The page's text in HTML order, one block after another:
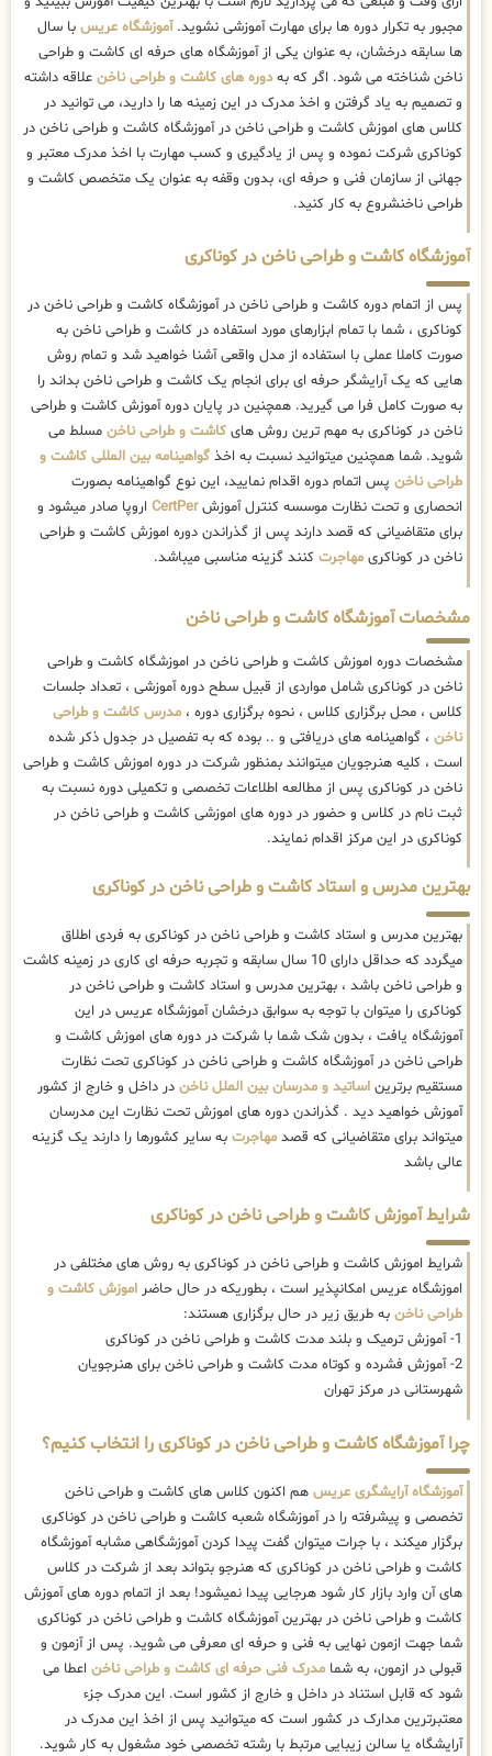
مجبور به تکرار دوره ها برای مهارت آموزشی نشوید.آموزشگاه عریس با سال
ها سابقه درخشان، به عنوان یکی از آموزشگاه های حرفه ای کاشت و طراحی
ناخن شناخته می شود. اگر که بهدوره های کاشت و طراحی ناخن علاقه داشته
و تصمیم به یاد گرفتن و اخذ مدرک در این زمینه ها را دارید، می توانید در
کلاس های اموزش کاشت و طراحی ناخن در آموزشگاه کاشت و طراحی ناخن در
کوناکری شرکت نموده و پس از یادگیری و کسب مهارت با اخذ مدرک معتبر و
جهانی از سازمان فنی و حرفه ای، بدون وقفه به عنوان یک متخصص کاشت و
طراحی ناخنشروع به کار کنید.
آموزشگاه کاشت و طراحی ناخن در کوناکری
پس از اتمام دوره کاشت و طراحی ناخن در آموزشگاه کاشت و طراحی ناخن در
کوناکری ، شما با تمام ابزارهای مورد استفاده در کاشت و طراحی ناخن به
صورت کاملا عملی با استفاده از مدل واقعی آشنا خواهید شد و تمام روش
هایی که یک آرایشگر حرفه ای برای انجام یک کاشت و طراحی ناخن بداند را
به صورت کامل فرا می گیرید. همچنین در پایان دوره آموزش کاشت و طراحی
ناخن در کوناکری به مهم ترین روش های کاشت و طراحی ناخن مسلط می
شوید. شما همچنین میتوانید نسبت به اخذ گواهینامه بین المللی کاشت و
طراحی ناخن پس اتمام دوره اقدام نمایید، این نوع گواهینامه بصورت
انحصاری و تحت نظارت موسسه کنترل آموزشCertPer اروپا صادر میشود و
برای متقاضیانی که قصد دارند پس از گذراندن دوره اموزش کاشت و طراحی
ناخن در کوناکری مهاجرت کنند گزینه مناسبی میباشد.
مشخصات آموزشگاه کاشت و طراحی ناخن
مشخصات دوره اموزش کاشت و طراحی ناخن در اموزشگاه کاشت و طراحی
ناخن در کوناکری شامل مواردی از قبیل سطح دوره آموزشی ، تعداد جلسات
کلاس ، محل برگزاری کلاس ، نحوه برگزاری دوره ، مدرس کاشت و طراحی
ناخن ، گواهینامه های دریافتی و .. بوده که به تفصیل در جدول ذکر شده
است ، کلیه هنرجویان میتوانند بمنظور شرکت در دوره اموزش کاشت و طراحی
ناخن در کوناکری پس از مطالعه اطلاعات تخصصی و تکمیلی دوره نسبت به
ثبت نام در کلاس و حضور در دوره های اموزشی کاشت و طراحی ناخن در
کوناکری در این مرکز اقدام نمایند.
بهترین مدرس و استاد کاشت و طراحی ناخن در کوناکری
بهترین مدرس و استاد کاشت و طراحی ناخن در کوناکری به فردی اطلاق
میگردد که حداقل دارای 10 سال سابقه و تجربه حرفه ای کاری در زمینه کاشت
و طراحی ناخن باشد ، بهترین مدرس و استاد کاشت و طراحی ناخن در
کوناکری را میتوان با توجه به سوابق درخشان آموزشگاه عریس در این
آموزشگاه یافت ، بدون شک شما با شرکت در دوره های اموزش کاشت و
طراحی ناخن در آموزشگاه کاشت و طراحی ناخن در کوناکری تحت نظارت
مستقیم برترین اساتید و مدرسان بین الملل ناخن در داخل و خارج از کشور
آموزش خواهید دید . گذراندن دوره های اموزش تحت نظارت این مدرسان
میتواند برای متقاضیانی که قصد مهاجرت به سایر کشورها را دارند یک گزینه
عالی باشد
شرایط آموزش کاشت و طراحی ناخن در کوناکری
شرایط اموزش کاشت و طراحی ناخن در کوناکری به روش های مختلفی در
اموزشگاه عریس امکانپذیر است ، بطوریکه در حال حاضر اموزش کاشت و
طراحی ناخن به طریق زیر در حال برگزاری هستند:
1- آموزش ترمیک و بلند مدت کاشت و طراحی ناخن در کوناکری
2- آموزش فشرده و کوتاه مدت کاشت و طراحی ناخن برای هنرجویان
شهرستانی در مرکز تهران
چرا آموزشگاه کاشت و طراحی ناخن در کوناکری را انتخاب کنیم؟
آموزشگاه آرایشگری عریس هم اکنون کلاس های کاشت و طراحی ناخن
تخصصی و پیشرفته را در آموزشگاه شعبه کاشت و طراحی ناخن در کوناکری
برگزار میکند ، با جرات میتوان گفت پیدا کردن آموزشگاهی مشابه آموزشگاه
کاشت و طراحی ناخن در کوناکری که هنرجو بتواند بعد از شرکت در کلاس
های آن وارد بازار کار شود هرجایی پیدا نمیشود! بعد از اتمام دوره های آموزش
کاشت و طراحی ناخن در بهترین آموزشگاه کاشت و طراحی ناخن در کوناکری
شما جهت ازمون نهایی به فنی و حرفه ای معرفی می شوید. پس از آزمون و
قبولی در ازمون، به شما مدرک فنی حرفه ای کاشت و طراحی ناخن اعطا می
شود که قابل استناد در داخل و خارج از کشور است. این مدرک جزء
معتبرترین مدارک در کشور است که میتوانید پس از اخذ این مدرک در
آرایشگاه یا سالن زیبایی مرتبط با رشته تخصصی خود مشغول به کار شوید.